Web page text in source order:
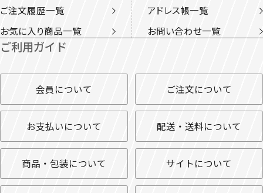
ご注文履歴一覧
アドレス帳一覧
お気に入り商品一覧
お問い合わせ一覧
ご利用ガイド
会員について ご注文について
お支払いについて 配送・送料について
商品・包装について サイトについて